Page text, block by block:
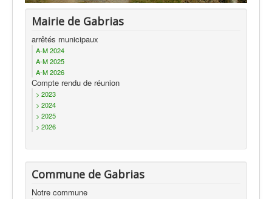
Mairie de Gabrias
arrêtés municipaux
A-M 2024
A-M 2025
A-M 2026
Compte rendu de réunion
> 2023
> 2024
> 2025
> 2026
Commune de Gabrias
Notre commune